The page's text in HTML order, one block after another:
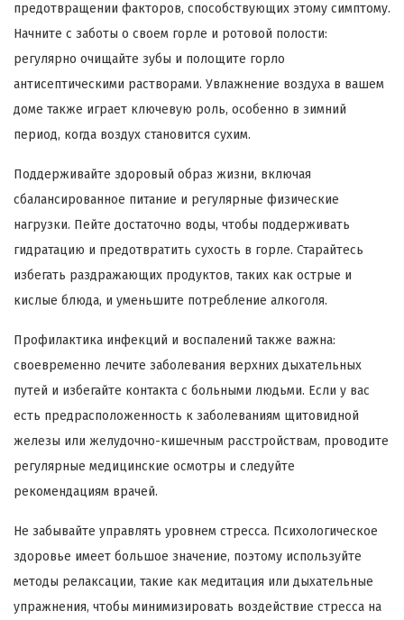
предотвращении факторов, способствующих этому симптому.
Начните с заботы о своем горле и ротовой полости:
регулярно очищайте зубы и полощите горло
антисептическими растворами. Увлажнение воздуха в вашем
доме также играет ключевую роль, особенно в зимний
период, когда воздух становится сухим.
Поддерживайте здоровый образ жизни, включая
сбалансированное питание и регулярные физические
нагрузки. Пейте достаточно воды, чтобы поддерживать
гидратацию и предотвратить сухость в горле. Старайтесь
избегать раздражающих продуктов, таких как острые и
кислые блюда, и уменьшите потребление алкоголя.
Профилактика инфекций и воспалений также важна:
своевременно лечите заболевания верхних дыхательных
путей и избегайте контакта с больными людьми. Если у вас
есть предрасположенность к заболеваниям щитовидной
железы или желудочно-кишечным расстройствам, проводите
регулярные медицинские осмотры и следуйте
рекомендациям врачей.
Не забывайте управлять уровнем стресса. Психологическое
здоровье имеет большое значение, поэтому используйте
методы релаксации, такие как медитация или дыхательные
упражнения, чтобы минимизировать воздействие стресса на